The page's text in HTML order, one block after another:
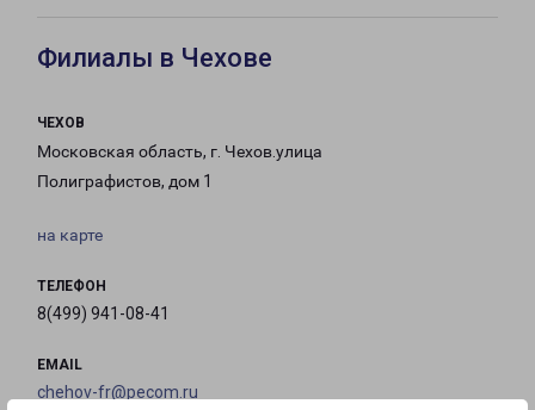
Филиалы в Чехове
ЧЕХОВ
Московская область, г. Чехов.улица
Полиграфистов, дом 1
на карте
ТЕЛЕФОН
8(499) 941-08-41
EMAIL
chehov-fr@pecom.ru